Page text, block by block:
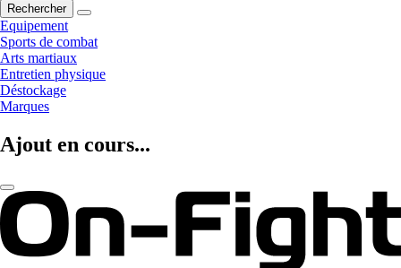
Rechercher
Equipement
Sports de combat
Arts martiaux
Entretien physique
Déstockage
Marques
Ajout en cours...